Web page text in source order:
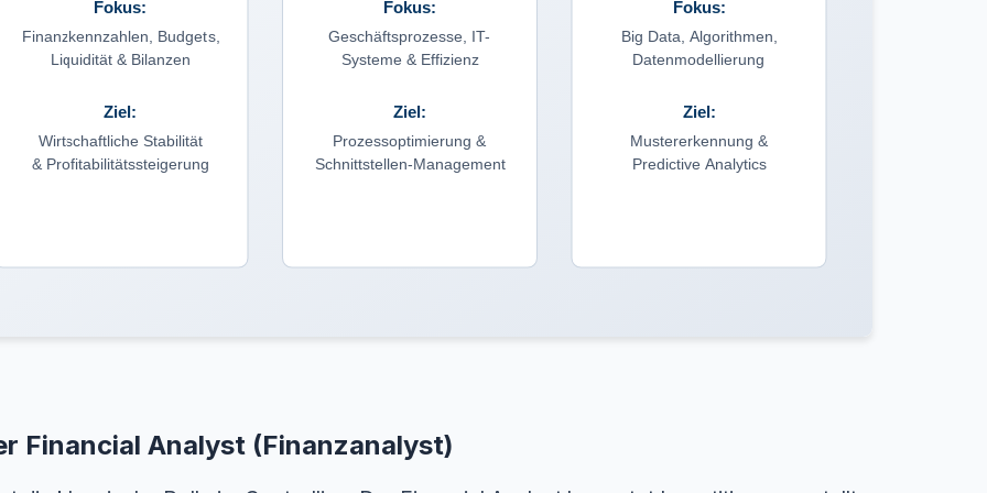
Fokus:
Finanzkennzahlen, Budgets,
Liquidität & Bilanzen
Ziel:
Wirtschaftliche Stabilität
& Profitabilitätssteigerung
Fokus:
Geschäftsprozesse, IT-
Systeme & Effizienz
Ziel:
Prozessoptimierung &
Schnittstellen-Management
Fokus:
Big Data, Algorithmen,
Datenmodellierung
Ziel:
Mustererkennung &
Predictive Analytics
Financial Analyst (Finanzanalyst)